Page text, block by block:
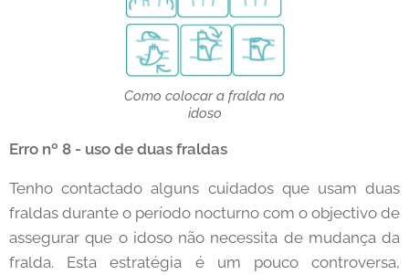
Como colocar a fralda no
idoso
Erro nº 8 - uso de duas fraldas
Tenho contactado alguns cuidados que usam duas
fraldas durante o período nocturno com o objectivo de
assegurar que o idoso não necessita de mudança da
fralda. Esta estratégia é um pouco controversa,